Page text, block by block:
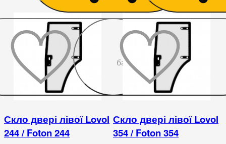
бажаного
Скло двері лівої Lovol
244 / Foton 244
Скло двері лівої Lovol
354 / Foton 354